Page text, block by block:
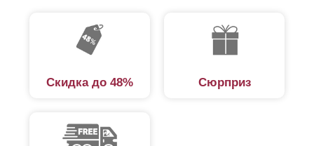
Скидка до 48% Сюрприз